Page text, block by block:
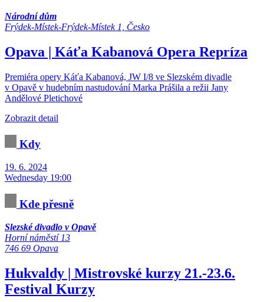
Národní dům
Frýdek-Místek-Frýdek-Místek 1, Česko
Opava | Káťa Kabanová Opera Repríza
Premiéra opery Káťa Kabanová, JW I/8 ve Slezském divadle
v Opavě v hudebním nastudování Marka Prášila a režii Jany
Andělové Pletichové
Zobrazit detail
Kdy
19. 6. 2024
Wednesday 19:00
Kde přesně
Slezské divadlo v Opavě
Horní náměstí 13
746 69 Opava
Hukvaldy | Mistrovské kurzy 21.-23.6.
Festival Kurzy